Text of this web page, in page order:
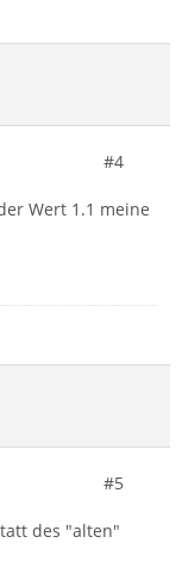
#4
Wert 1.1 meine
#5
des "alten"